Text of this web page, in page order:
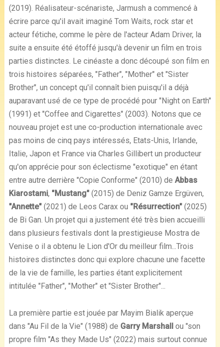
(2019). Réalisateur-scénariste, Jarmush a commencé à
écrire parce qu'il avait imaginé Tom Waits, rock star et
acteur fétiche, comme le père de l'acteur Adam Driver, la
suite a ensuite été étoffé jusqu'à devenir un film en trois
parties distinctes. Le cinéaste a donc découpé son film en
trois histoires séparées, "Father", "Mother" et "Sister
Brother", un concept qu'il connaît bien puisqu'il a déjà
auparavant usé de ce type de procédé pour "Night on Earth"
(1991) et "Coffee and Cigarettes" (2003). Notons que ce
nouveau projet est une co-production internationale avec
pas moins de cinq pays intéressés, Etats-Unis, Irlande,
Italie, Japon et France via Charles Gillibert un producteur
qu'on apprécie pour son éclectisme "exotique" en étant
entre autre derrière "Copie Conforme" (2010) de Abbas
Kiarostami, "Mustang"(2015) de Deniz Gamze Ergüven,
"Annette" (2021) de Leos Carax ou "Résurrection"(2025)
de Bi Gan. Un projet qui a justement été très bien accueilli
dans plusieurs festivals dont la prestigieuse Mostra de
Venise o il a obtenu le Lion d'Or du meilleur film...Trois
histoires distinctes donc qui explore chacune une facette
de la vie de famille, les parties étant explicitement
intitulée "Father", "Mother" et "Sister Brother"...
La première partie est jouée par Mayim Bialik aperçue
dans "Au Fil de la Vie" (1988) de Garry Marshallou "son
propre film "As they Made Us" (2022) mais surtout connue